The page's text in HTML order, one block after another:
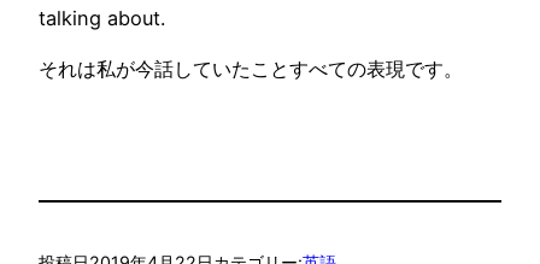
talking about.
それは私が今話していたことすべての表現です。